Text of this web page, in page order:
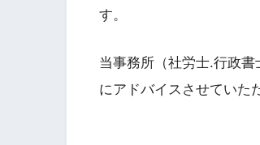
す。
当事務所（社労士.行政
にアドバイスさせていた